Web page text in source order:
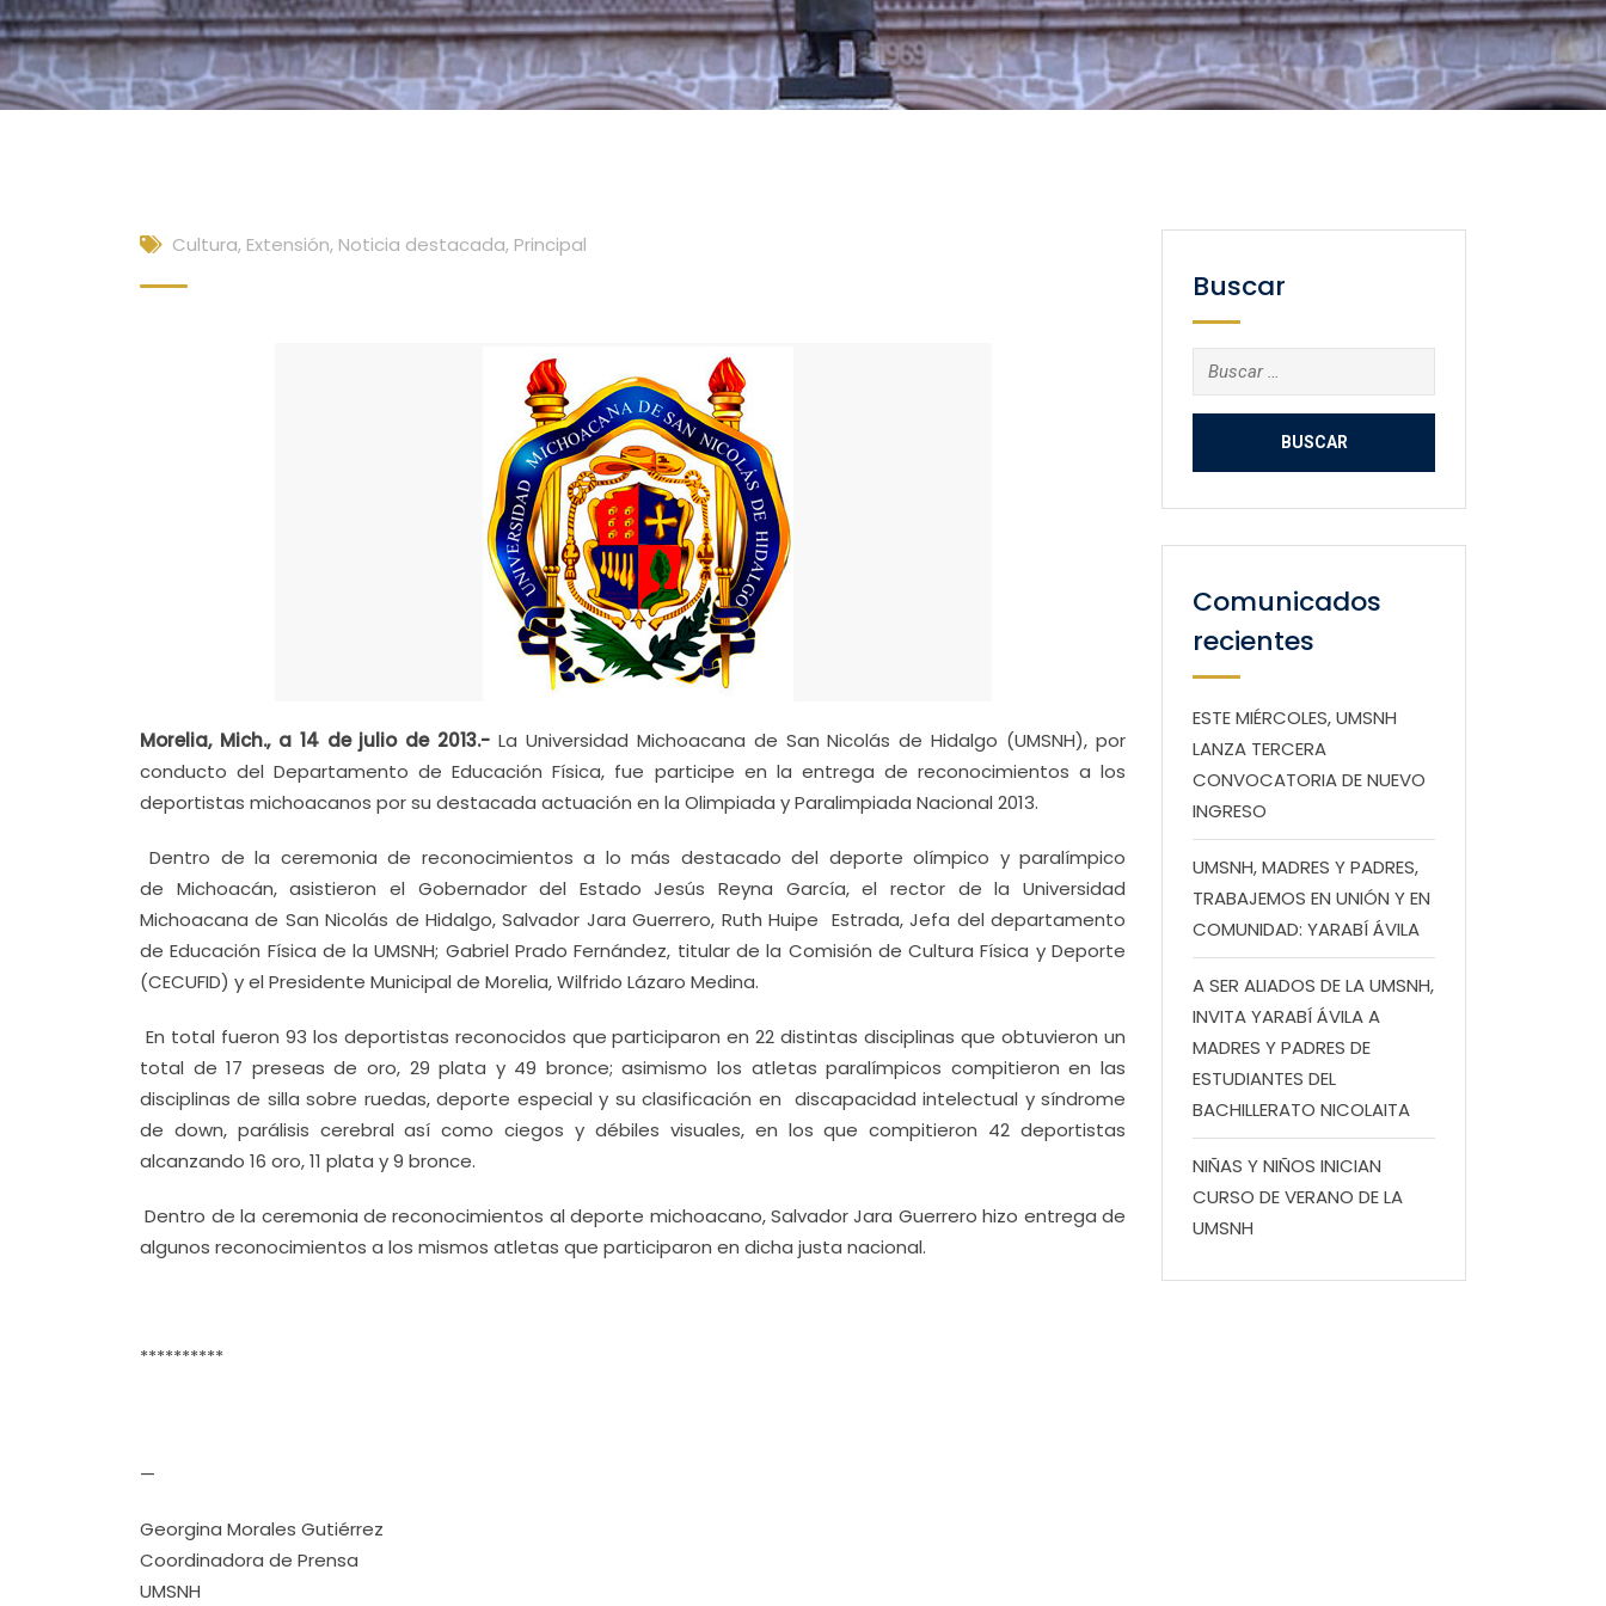
Cultura, Extensión, Noticia destacada, Principal
Morelia, Mich., a 14 de julio de 2013.- La Universidad Michoacana de San Nicolás de Hidalgo (UMSNH), por
conducto del Departamento de Educación Física, fue participe en la entrega de reconocimientos a los
deportistas michoacanos por su destacada actuación en la Olimpiada y Paralimpiada Nacional 2013.
Dentro de la ceremonia de reconocimientos a lo más destacado del deporte olímpico y paralímpico
de Michoacán, asistieron el Gobernador del Estado Jesús Reyna García, el rector de la Universidad
Michoacana de San Nicolás de Hidalgo, Salvador Jara Guerrero, Ruth Huipe Estrada, Jefa del departamento
de Educación Física de la UMSNH; Gabriel Prado Fernández, titular de la Comisión de Cultura Física y Deporte
(CECUFID) y el Presidente Municipal de Morelia, Wilfrido Lázaro Medina.
En total fueron 93 los deportistas reconocidos que participaron en 22 distintas disciplinas que obtuvieron un
total de 17 preseas de oro, 29 plata y 49 bronce; asimismo los atletas paralímpicos compitieron en las
disciplinas de silla sobre ruedas, deporte especial y su clasificación en discapacidad intelectual y síndrome
de down, parálisis cerebral así como ciegos y débiles visuales, en los que compitieron 42 deportistas
alcanzando 16 oro, 11 plata y 9 bronce.
Dentro de la ceremonia de reconocimientos al deporte michoacano, Salvador Jara Guerrero hizo entrega de
algunos reconocimientos a los mismos atletas que participaron en dicha justa nacional.
**********
—
Georgina Morales Gutiérrez
Coordinadora de Prensa
UMSNH
Buscar
Buscar:
Comunicados
recientes
ESTE MIÉRCOLES, UMSNH
LANZA TERCERA
CONVOCATORIA DE NUEVO
INGRESO
UMSNH, MADRES Y PADRES,
TRABAJEMOS EN UNIÓN Y EN
COMUNIDAD: YARABÍ ÁVILA
A SER ALIADOS DE LA UMSNH,
INVITA YARABÍ ÁVILA A
MADRES Y PADRES DE
ESTUDIANTES DEL
BACHILLERATO NICOLAITA
NIÑAS Y NIÑOS INICIAN
CURSO DE VERANO DE LA
UMSNH